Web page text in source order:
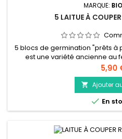
MARQUE:
5 LAITUE À
5 blocs de germination "prêts à
est une variété ancienne au
finement frisée et ondulée.
consomme
composée, mais vous
Prix
5,90
 Ajouter
 En